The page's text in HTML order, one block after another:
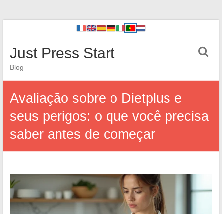
Just Press Start
Blog
Avaliação sobre o Dietplus e
seus perigos: o que você precisa
saber antes de começar